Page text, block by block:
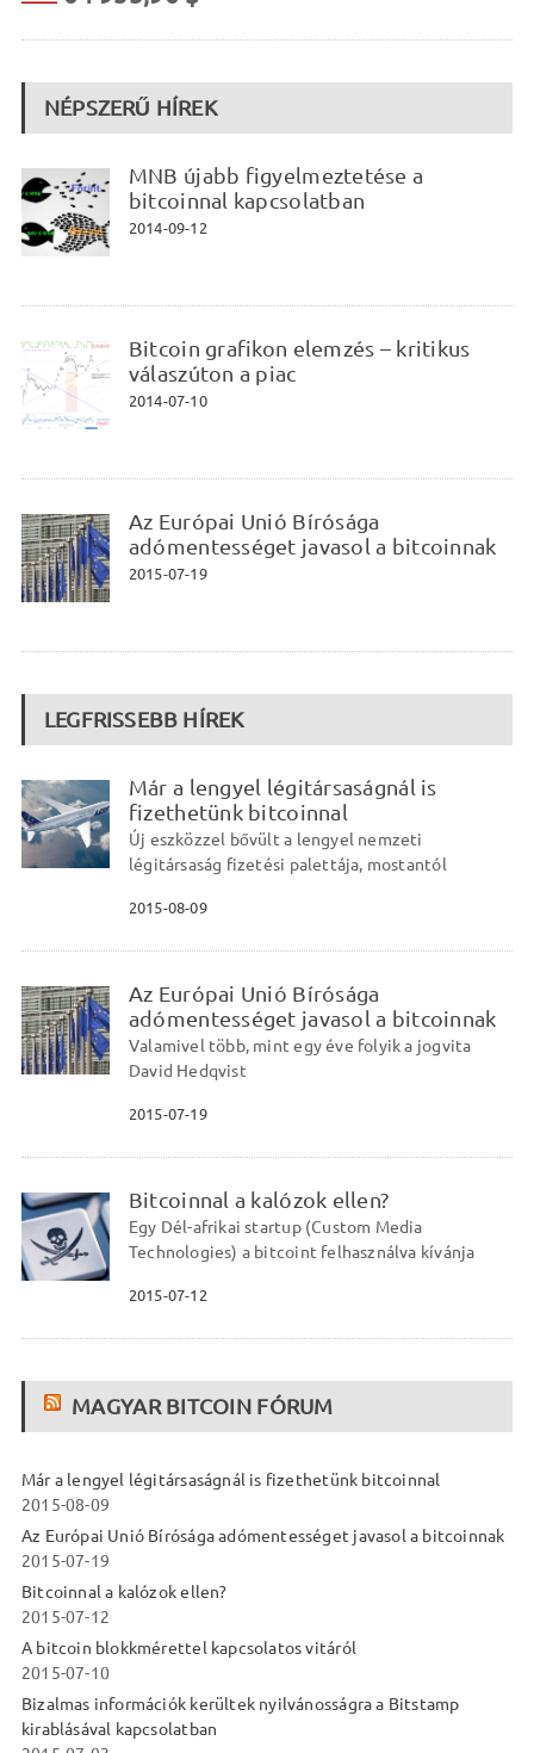
NÉPSZERŰ HÍREK
MNB újabb figyelmeztetése a
bitcoinnal kapcsolatban
2014-09-12
Bitcoin grafikon elemzés – kritikus
válaszúton a piac
2014-07-10
Az Európai Unió Bírósága
adómentességet javasol a bitcoinnak
2015-07-19
LEGFRISSEBB HÍREK
Már a lengyel légitársaságnál is
fizethetünk bitcoinnal
Új eszközzel bővült a lengyel nemzeti
légitársaság fizetési palettája, mostantól
2015-08-09
Az Európai Unió Bírósága
adómentességet javasol a bitcoinnak
Valamivel több, mint egy éve folyik a jogvita
David Hedqvist
2015-07-19
Bitcoinnal a kalózok ellen?
Egy Dél-afrikai startup (Custom Media
Technologies) a bitcoint felhasználva kívánja
2015-07-12
MAGYAR BITCOIN FÓRUM
Már a lengyel légitársaságnál is fizethetünk bitcoinnal
2015-08-09
Az Európai Unió Bírósága adómentességet javasol a bitcoinnak
2015-07-19
Bitcoinnal a kalózok ellen?
2015-07-12
A bitcoin blokkmérettel kapcsolatos vitáról
2015-07-10
Bizalmas információk kerültek nyilvánosságra a Bitstamp
kirablásával kapcsolatban